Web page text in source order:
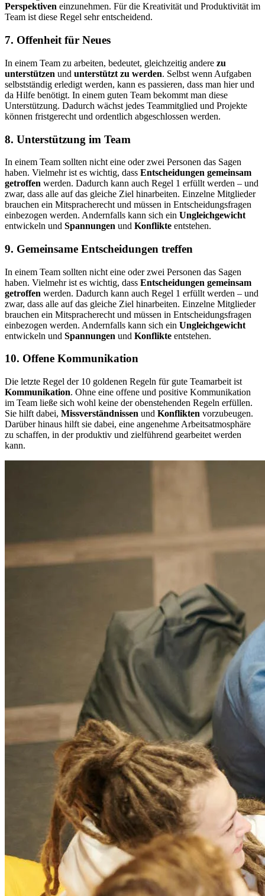
Perspektiven einzunehmen. Für die Kreativität und Produktivität im
Team ist diese Regel sehr entscheidend.
7. Offenheit für Neues
In einem Team zu arbeiten, bedeutet, gleichzeitig andere zu
unterstützen und unterstützt zu werden. Selbst wenn Aufgaben
selbstständig erledigt werden, kann es passieren, dass man hier und
da Hilfe benötigt. In einem guten Team bekommt man diese
Unterstützung. Dadurch wächst jedes Teammitglied und Projekte
können fristgerecht und ordentlich abgeschlossen werden.
8. Unterstützung im Team
In einem Team sollten nicht eine oder zwei Personen das Sagen
haben. Vielmehr ist es wichtig, dass Entscheidungen gemeinsam
getroffen werden. Dadurch kann auch Regel 1 erfüllt werden – und
zwar, dass alle auf das gleiche Ziel hinarbeiten. Einzelne Mitglieder
brauchen ein Mitspracherecht und müssen in Entscheidungsfragen
einbezogen werden. Andernfalls kann sich ein Ungleichgewicht
entwickeln und Spannungen und Konflikte entstehen.
9. Gemeinsame Entscheidungen treffen
In einem Team sollten nicht eine oder zwei Personen das Sagen
haben. Vielmehr ist es wichtig, dass Entscheidungen gemeinsam
getroffen werden. Dadurch kann auch Regel 1 erfüllt werden – und
zwar, dass alle auf das gleiche Ziel hinarbeiten. Einzelne Mitglieder
brauchen ein Mitspracherecht und müssen in Entscheidungsfragen
einbezogen werden. Andernfalls kann sich ein Ungleichgewicht
entwickeln und Spannungen und Konflikte entstehen.
10. Offene Kommunikation
Die letzte Regel der 10 goldenen Regeln für gute Teamarbeit ist
Kommunikation. Ohne eine offene und positive Kommunikation
im Team ließe sich wohl keine der obenstehenden Regeln erfüllen.
Sie hilft dabei, Missverständnissen und Konflikten vorzubeugen.
Darüber hinaus hilft sie dabei, eine angenehme Arbeitsatmosphäre
zu schaffen, in der produktiv und zielführend gearbeitet werden
kann.